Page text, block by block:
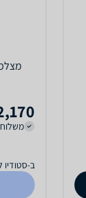
ב-סטודיו